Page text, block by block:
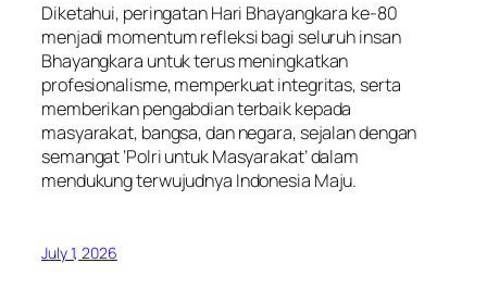
Diketahui, peringatan Hari Bhayangkara ke-80
menjadi momentum refleksi bagi seluruh insan
Bhayangkara untuk terus meningkatkan
profesionalisme, memperkuat integritas, serta
memberikan pengabdian terbaik kepada
masyarakat, bangsa, dan negara, sejalan dengan
semangat ‘Polri untuk Masyarakat’ dalam
mendukung terwujudnya Indonesia Maju.
July 1, 2026